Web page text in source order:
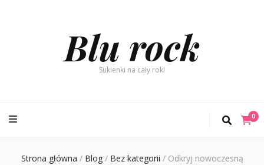
Blu rock
Sukienki na cały rok!
0
Strona główna / Blog / Bez kategorii / Odkryj nowoczesną